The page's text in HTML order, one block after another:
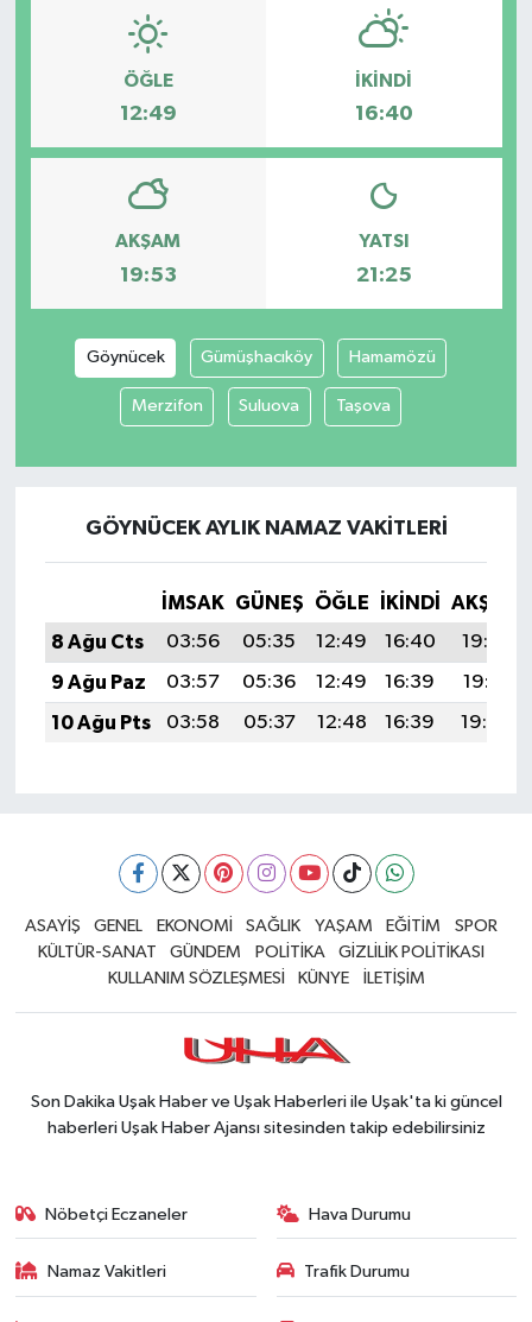
ÖĞLE
12:49
İKINDI
16:40
AKŞAM
19:53
YATSI
21:25
Göynücek Gümüşhacıköy Hamamözü
Merzifon Suluova Taşova
GÖYNÜCEK AYLIK NAMAZ VAKITLERI
İMSAK GÜNEŞ ÖĞLE İKINDI
AKŞAM
8 Ağu Cts
03:56 05:35 12:49 16:40
19:53
9 Ağu Paz
03:57 05:36 12:49 16:39
19:51
10 Ağu Pts
03:58 05:37 12:48 16:39 19:50
ASAYİŞ GENEL EKONOMİ SAĞLIK YAŞAM EĞİTİM
SPOR
KÜLTÜR-SANAT
GÜNDEM POLİTİKA
GİZLİLİK POLİTİKASI
KULLANIM SÖZLEŞMESİ
KÜNYE İLETİŞİM
Son Dakika Uşak Haber ve Uşak Haberleri ile Uşak'ta ki güncel
haberleri Uşak Haber Ajansı sitesinden takip edebilirsiniz
Nöbetçi Eczaneler Hava Durumu
Namaz Vakitleri Trafik Durumu
KAMPANYALAR
KÜLTÜR-SANAT
ÖZEL HABER
POLİTİKA
SİYASET
SPOR